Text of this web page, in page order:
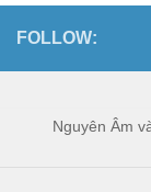
FOLLOW:
Nguyên Âm